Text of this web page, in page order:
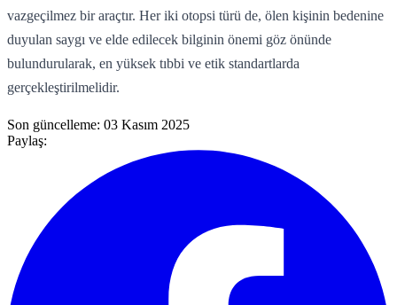
vazgeçilmez bir araçtır. Her iki otopsi türü de, ölen kişinin bedenine
duyulan saygı ve elde edilecek bilginin önemi göz önünde
bulundurularak, en yüksek tıbbi ve etik standartlarda
gerçekleştirilmelidir.
Son güncelleme: 03 Kasım 2025
Paylaş: